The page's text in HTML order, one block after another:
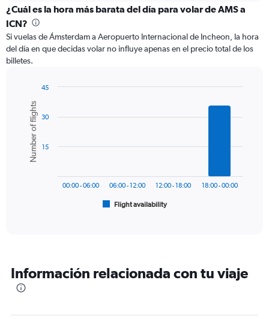
categories.
Range:
12
categories.
The
chart
axis
displaying
values.
Range:
¿Cuál es la hora más barata del día para volar de AMS a
ICN?
Si vuelas de Ámsterdam a Aeropuerto Internacional de Incheon, la hora
del día en que decidas volar no influye apenas en el precio total de los
billetes.
chart
with
bars.
The
categories.
The
Chart
graphic.
Number of flights
Flight availability
00:00 - 06:00 06:00 - 12:00 12:00 - 18:00 18:00 - 00:00
15
30
45
Información relacionada con tu viaje